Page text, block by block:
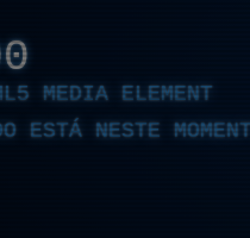
MEDIA ELEMENT
ESTÁ NESTE